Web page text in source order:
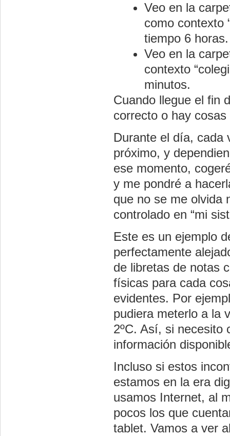
Veo en la
como contexto
tiempo 6 horas.
Veo en la
contexto
minutos.
Cuando llegue el fin
correcto o hay
Durante el día, cada
próximo, y
ese momento,
y me pondré a
que no se me olvida
controlado en “mi
Este es un ejemplo
perfectamente
de libretas de notas
físicas para cada
evidentes. Por
pudiera meterlo a la
2ºC. Así, si necesito
información
Incluso si estos
estamos en la era
usamos Internet, al
pocos los que
tablet. Vamos a ver